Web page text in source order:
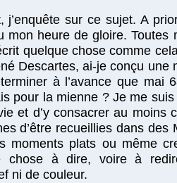
j’enquête sur ce sujet. A
mon heure de gloire.
quelque chose comme
Descartes, ai-je conçu
à l’avance que
pour la mienne ? Je me
et d’y consacrer au moins
d’être recueillies dans
moments plats ou même
chose à dire, voire à
ni de couleur.